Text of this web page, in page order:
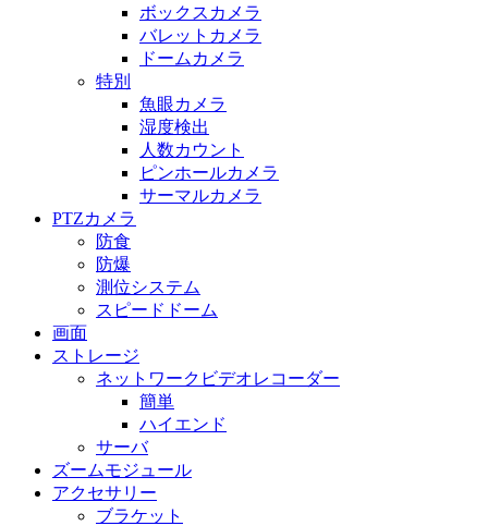
ボックスカメラ
バレットカメラ
ドームカメラ
特別
魚眼カメラ
湿度検出
人数カウント
ピンホールカメラ
サーマルカメラ
PTZカメラ
防食
防爆
測位システム
スピードドーム
画面
ストレージ
ネットワークビデオレコーダー
簡単
ハイエンド
サーバ
ズームモジュール
アクセサリー
ブラケット